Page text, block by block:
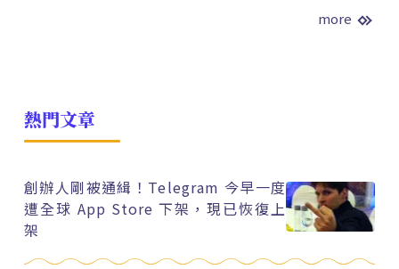
more
熱門文章
創辦人剛被通緝！Telegram 今早一度
遭全球 App Store 下架，現已恢復上
架